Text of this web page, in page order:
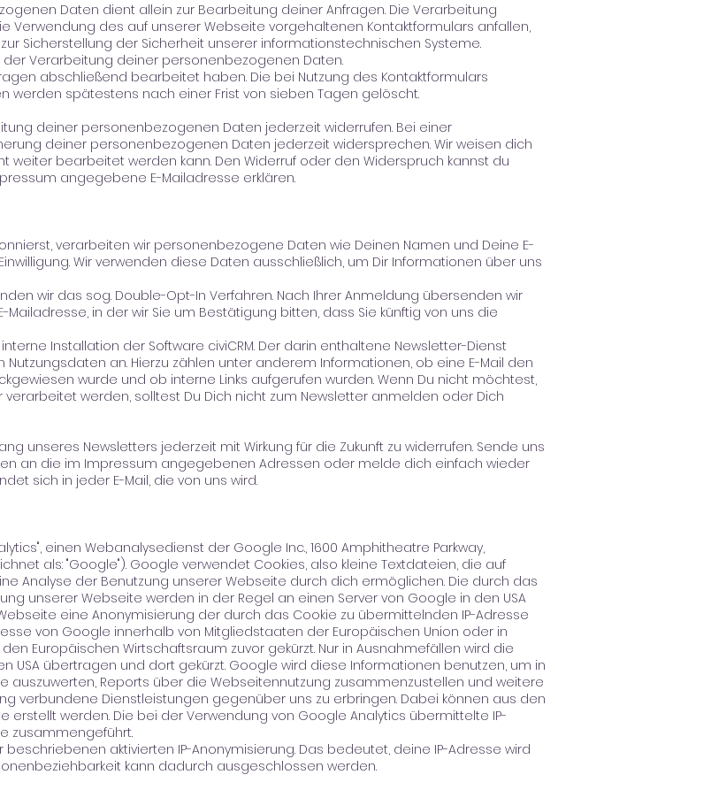
Daten dient allein zur Bearbeitung deiner Anfragen. Die Verarbeitung
Verwendung des auf unserer Webseite vorgehaltenen Kontaktformulars anfallen,
Sicherstellung der Sicherheit unserer informationstechnischen Systeme.
Verarbeitung deiner personenbezogenen Daten.
abschließend bearbeitet haben. Die bei Nutzung des Kontaktformulars
spätestens nach einer Frist von sieben Tagen gelöscht.
deiner personenbezogenen Daten jederzeit widerrufen. Bei einer
deiner personenbezogenen Daten jederzeit widersprechen. Wir weisen dich
weiter bearbeitet werden kann. Den Widerruf oder den Widerspruch kannst du
angegebene E-Mailadresse erklären.
verarbeiten wir personenbezogene Daten wie Deinen Namen und Deine E-
Wir verwenden diese Daten ausschließlich, um Dir Informationen über uns
wir das sog. Double-Opt-In Verfahren. Nach Ihrer Anmeldung übersenden wir
in der wir Sie um Bestätigung bitten, dass Sie künftig von uns die
Installation der Software civiCRM. Der darin enthaltene Newsletter-Dienst
an. Hierzu zählen unter anderem Informationen, ob eine E-Mail den
wurde und ob interne Links aufgerufen wurden. Wenn Du nicht möchtest,
werden, solltest Du Dich nicht zum Newsletter anmelden oder Dich
unseres Newsletters jederzeit mit Wirkung für die Zukunft zu widerrufen. Sende uns
an die im Impressum angegebenen Adressen oder melde dich einfach wieder
sich in jeder E-Mail, die von uns wird.
einen Webanalysedienst der Google Inc., 1600 Amphitheatre Parkway,
als: "Google"). Google verwendet Cookies, also kleine Textdateien, die auf
Analyse der Benutzung unserer Webseite durch dich ermöglichen. Die durch das
unserer Webseite werden in der Regel an einen Server von Google in den USA
eine Anonymisierung der durch das Cookie zu übermittelnden IP-Adresse
von Google innerhalb von Mitgliedstaaten der Europäischen Union oder in
Europäischen Wirtschaftsraum zuvor gekürzt. Nur in Ausnahmefällen wird die
USA übertragen und dort gekürzt. Google wird diese Informationen benutzen, um in
auszuwerten, Reports über die Webseitennutzung zusammenzustellen und weitere
verbundene Dienstleistungen gegenüber uns zu erbringen. Dabei können aus den
werden. Die bei der Verwendung von Google Analytics übermittelte IP-
zusammengeführt.
aktivierten IP-Anonymisierung. Das bedeutet, deine IP-Adresse wird
kann dadurch ausgeschlossen werden.